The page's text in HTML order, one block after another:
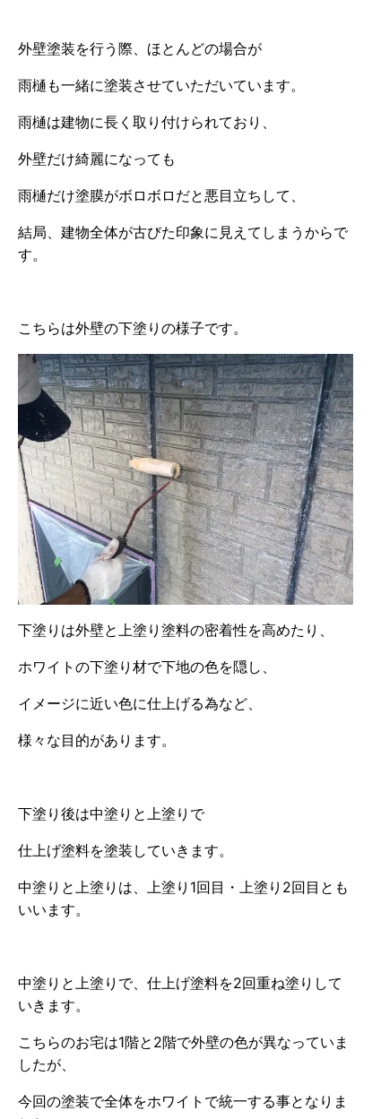
外壁塗装を行う際、ほとんどの場合が
雨樋も一緒に塗装させていただいています。
雨樋は建物に長く取り付けられており、
外壁だけ綺麗になっても
雨樋だけ塗膜がボロボロだと悪目立ちして、
結局、建物全体が古びた印象に見えてしまうからで
す。
こちらは外壁の下塗りの様子です。
下塗りは外壁と上塗り塗料の密着性を高めたり、
ホワイトの下塗り材で下地の色を隠し、
イメージに近い色に仕上げる為など、
様々な目的があります。
下塗り後は中塗りと上塗りで
仕上げ塗料を塗装していきます。
中塗りと上塗りは、上塗り1回目・上塗り2回目とも
いいます。
中塗りと上塗りで、仕上げ塗料を2回重ね塗りして
いきます。
こちらのお宅は1階と2階で外壁の色が異なっていま
したが、
今回の塗装で全体をホワイトで統一する事となりま